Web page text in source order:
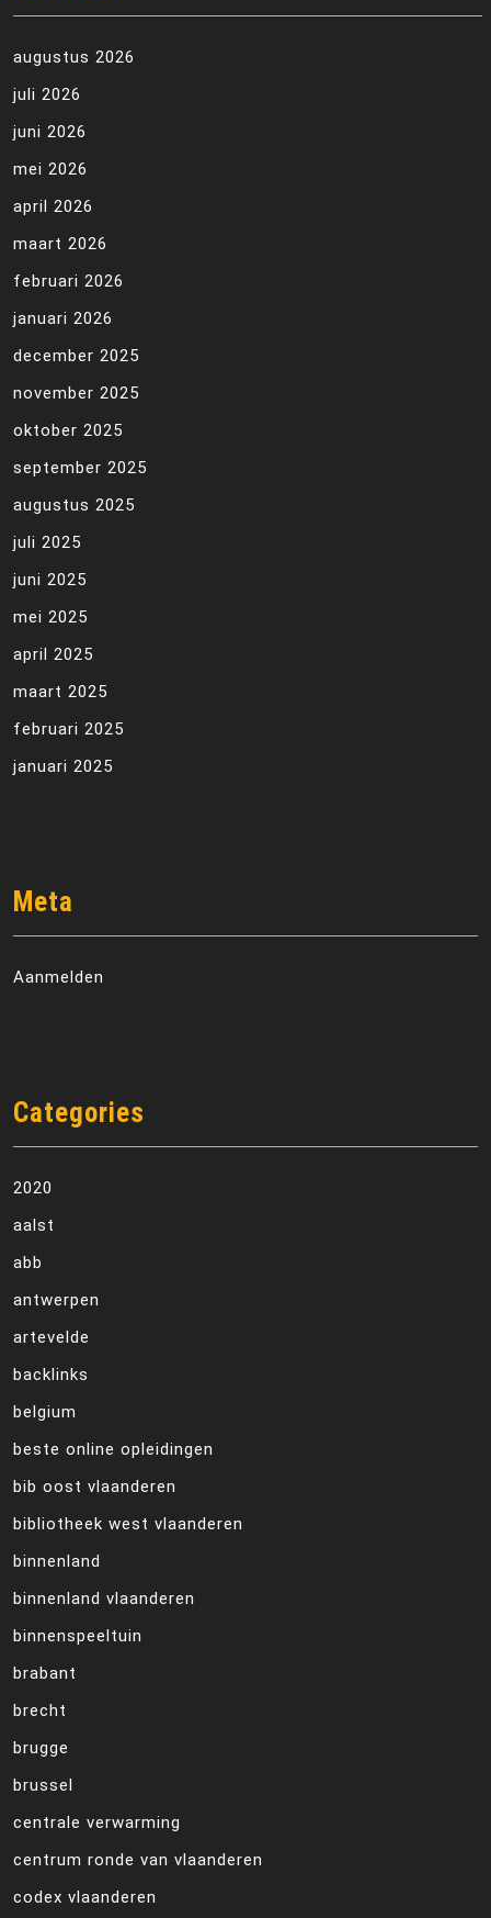
augustus 2026
juli 2026
juni 2026
mei 2026
april 2026
maart 2026
februari 2026
januari 2026
december 2025
november 2025
oktober 2025
september 2025
augustus 2025
juli 2025
juni 2025
mei 2025
april 2025
maart 2025
februari 2025
januari 2025
Meta
Aanmelden
Categories
2020
aalst
abb
antwerpen
artevelde
backlinks
belgium
beste online opleidingen
bib oost vlaanderen
bibliotheek west vlaanderen
binnenland
binnenland vlaanderen
binnenspeeltuin
brabant
brecht
brugge
brussel
centrale verwarming
centrum ronde van vlaanderen
codex vlaanderen